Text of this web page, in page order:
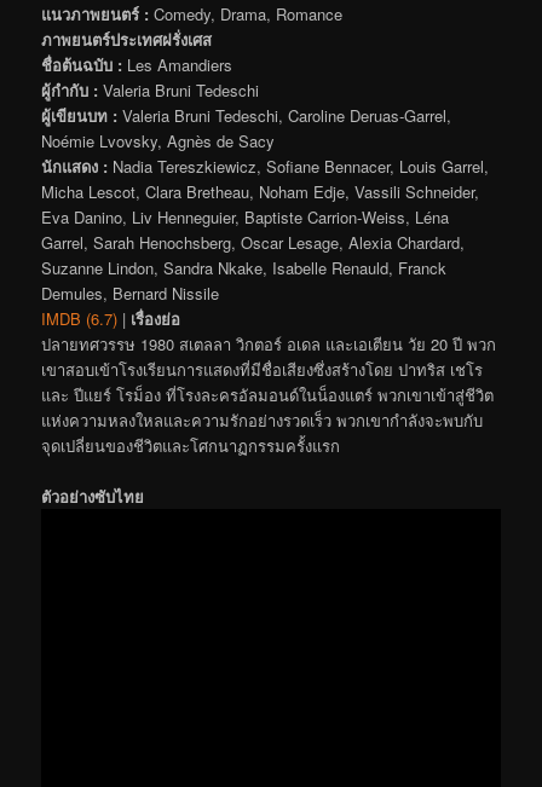
แนวภาพยนตร์ : Comedy, Drama, Romance
ภาพยนตร์ประเทศฝรั่งเศส
ชื่อต้นฉบับ : Les Amandiers
ผู้กำกับ : Valeria Bruni Tedeschi
ผู้เขียนบท : Valeria Bruni Tedeschi, Caroline Deruas-Garrel,
Noémie Lvovsky, Agnès de Sacy
นักแสดง : Nadia Tereszkiewicz, Sofiane Bennacer, Louis Garrel,
Micha Lescot, Clara Bretheau, Noham Edje, Vassili Schneider,
Eva Danino, Liv Henneguier, Baptiste Carrion-Weiss, Léna
Garrel, Sarah Henochsberg, Oscar Lesage, Alexia Chardard,
Suzanne Lindon, Sandra Nkake, Isabelle Renauld, Franck
Demules, Bernard Nissile
IMDB (6.7) | เรื่องย่อ
ปลายทศวรรษ 1980 สเตลลา วิกตอร์ อเดล และเอเตียน วัย 20 ปี พวก
เขาสอบเข้าโรงเรียนการแสดงที่มีชื่อเสียงซึ่งสร้างโดย ปาทริส เชโร
และ ปีแยร์ โรม็อง ที่โรงละครอัลมอนด์ในน็องแตร์ พวกเขาเข้าสู่ชีวิต
แห่งความหลงใหลและความรักอย่างรวดเร็ว พวกเขากำลังจะพบกับ
จุดเปลี่ยนของชีวิตและโศกนาฏกรรมครั้งแรก
ตัวอย่างซับไทย